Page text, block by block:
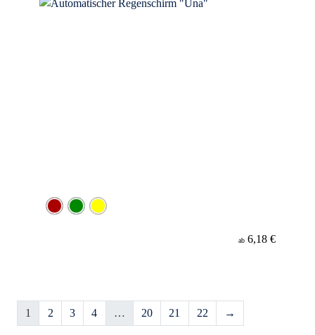
ab 6,18 €
1 2 3 4 … 20 21 22 →